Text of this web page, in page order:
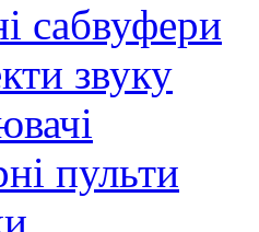
сабвуфери
звуку
пульти